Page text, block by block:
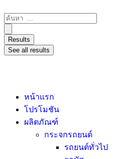
Results
See all results
หน้าแรก
โปรโมชัน
ผลิตภัณฑ์
กระจกรถยนต์
รถยนต์ทั่วไป